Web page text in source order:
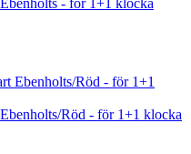
Röd - för 1+1 klocka